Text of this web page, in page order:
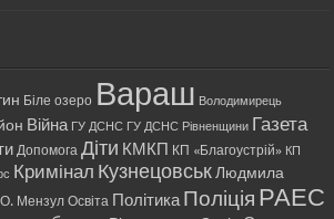
Біле озеро Вараш Володимирець
Війна ГУ ДСНС ГУ ДСНС Рівненщини Газета
Допомога Діти КМКП КП «Благоустрій» КП
Кримінал Кузнецовськ Людмила
О. Мензул Освіта ПолітикаПоліція РАЕС